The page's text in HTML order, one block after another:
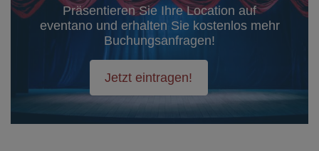
Präsentieren Sie Ihre Location auf
eventano und erhalten Sie kostenlos mehr
Buchungsanfragen!
Jetzt eintragen!